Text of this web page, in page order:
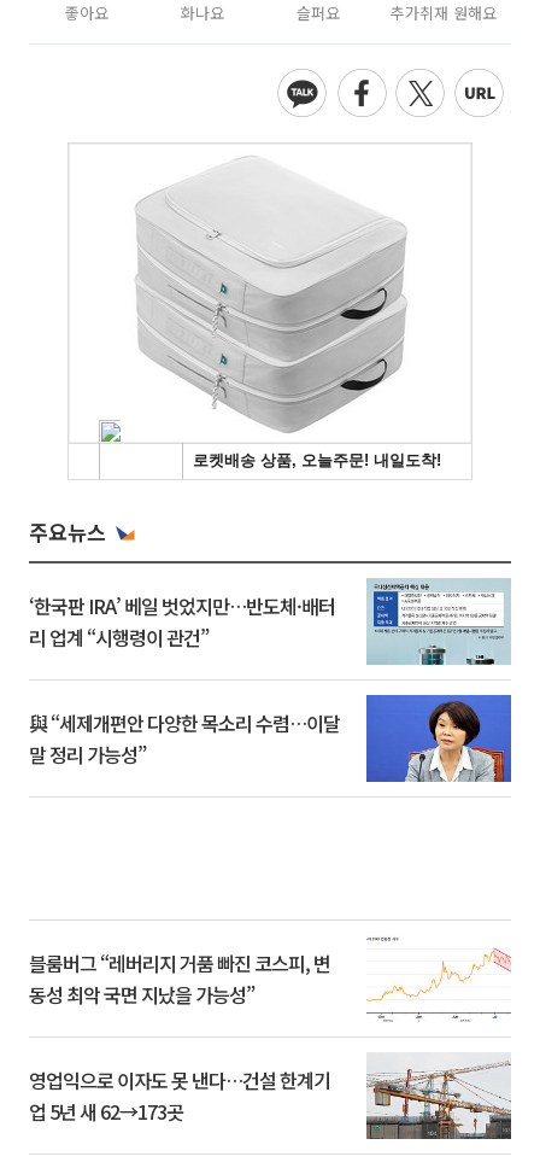
좋아요 화나요 슬퍼요 추가취재 원해요
주요뉴스
‘한국판 IRA’ 베일 벗었지만…반도체·배터
리 업계 “시행령이 관건”
與 “세제개편안 다양한 목소리 수렴…이달
말 정리 가능성”
블룸버그 “레버리지 거품 빠진 코스피, 변
동성 최악 국면 지났을 가능성”
영업익으로 이자도 못 낸다…건설 한계기
업 5년 새 62→173곳